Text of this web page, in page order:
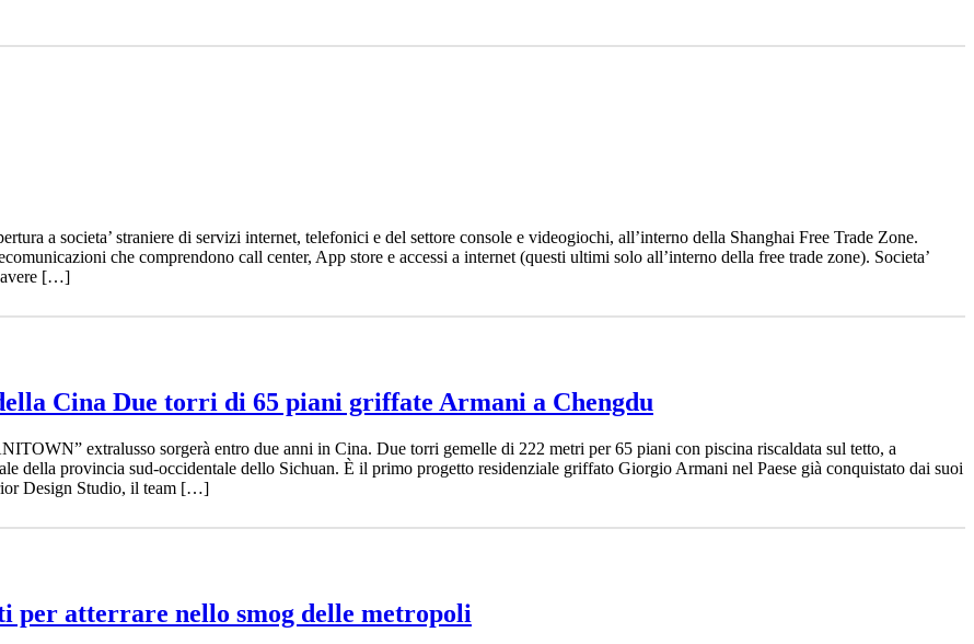
a societa’ straniere di servizi internet, telefonici e del settore console e videogiochi, all’interno della Shanghai Free Trade Zone.
che comprendono call center, App store e accessi a internet (questi ultimi solo all’interno della free trade zone). Societa’
avere […]
Cina Due torri di 65 piani griffate Armani a Chengdu
extralusso sorgerà entro due anni in Cina. Due torri gemelle di 222 metri per 65 piani con piscina riscaldata sul tetto, a
della provincia sud-occidentale dello Sichuan. È il primo progetto residenziale griffato Giorgio Armani nel Paese già conquistato dai suoi
Design Studio, il team […]
per atterrare nello smog delle metropoli